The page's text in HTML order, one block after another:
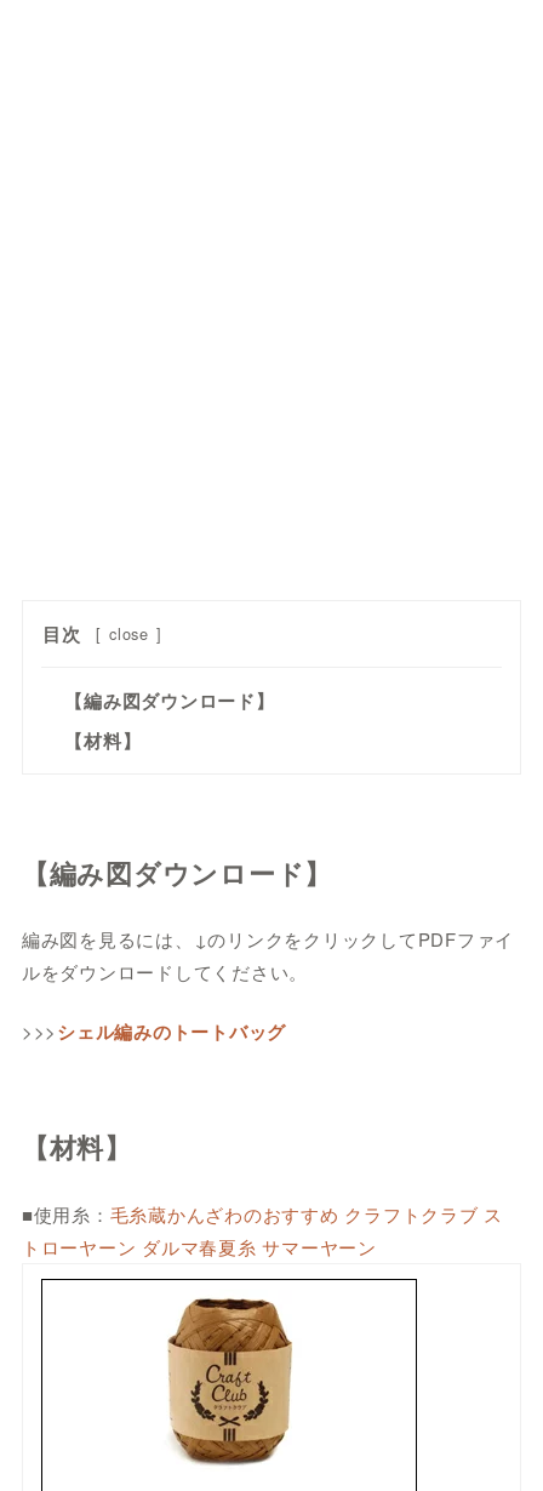
目次 [ close ]
【編み図ダウンロード】
【材料】
【編み図ダウンロード】
編み図を見るには、↓のリンクをクリックしてPDFファイ
ルをダウンロードしてください。
>>>シェル編みのトートバッグ
【材料】
■使用糸： 毛糸蔵かんざわのおすすめ クラフトクラブ ス
トローヤーン ダルマ春夏糸 サマーヤーン